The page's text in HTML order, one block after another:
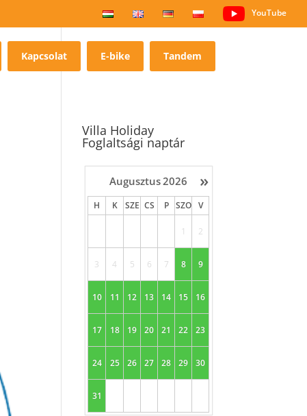
YouTube
Kapcsolat E-bike Tandem
Villa Holiday
Foglaltsági naptár
»
Augusztus2026
H K SZE CS P SZO V
1 2
3 4 5 6 7 8 9
10 11 12 13 14 15 16
17 18 19 20 21 22 23
24 25 26 27 28 29 30
31